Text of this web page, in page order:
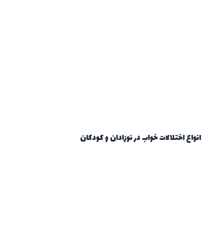
انواع اختلالات خواب در نوزادان و کودکان